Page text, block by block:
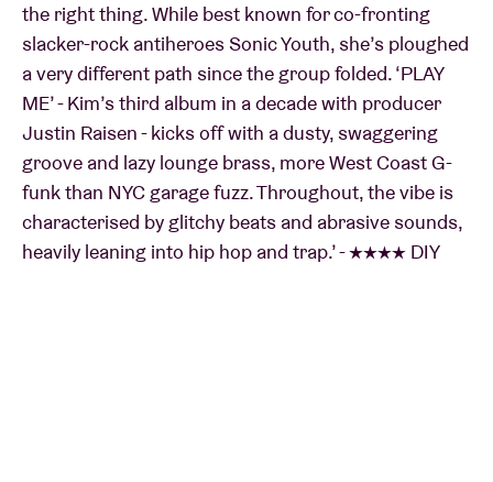
the right thing. While best known for co-fronting
slacker-rock antiheroes Sonic Youth, she’s ploughed
a very different path since the group folded. ‘PLAY
ME’ - Kim’s third album in a decade with producer
Justin Raisen - kicks off with a dusty, swaggering
groove and lazy lounge brass, more West Coast G-
funk than NYC garage fuzz. Throughout, the vibe is
characterised by glitchy beats and abrasive sounds,
heavily leaning into hip hop and trap.’ - ★★★★ DIY